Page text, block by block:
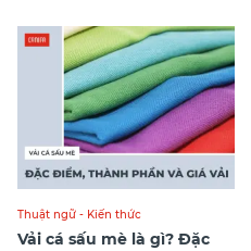
Thuật ngữ - Kiến thức
Vải cá sấu mè là gì? Đặc